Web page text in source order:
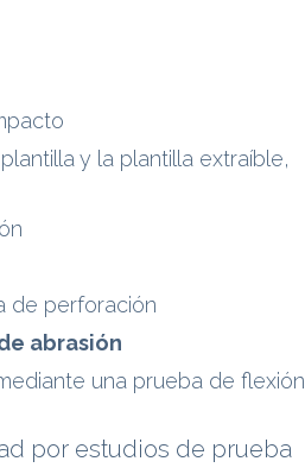
y la plantilla extraíble,
de perforación
abrasión
una prueba de flexión
por estudios de prueba